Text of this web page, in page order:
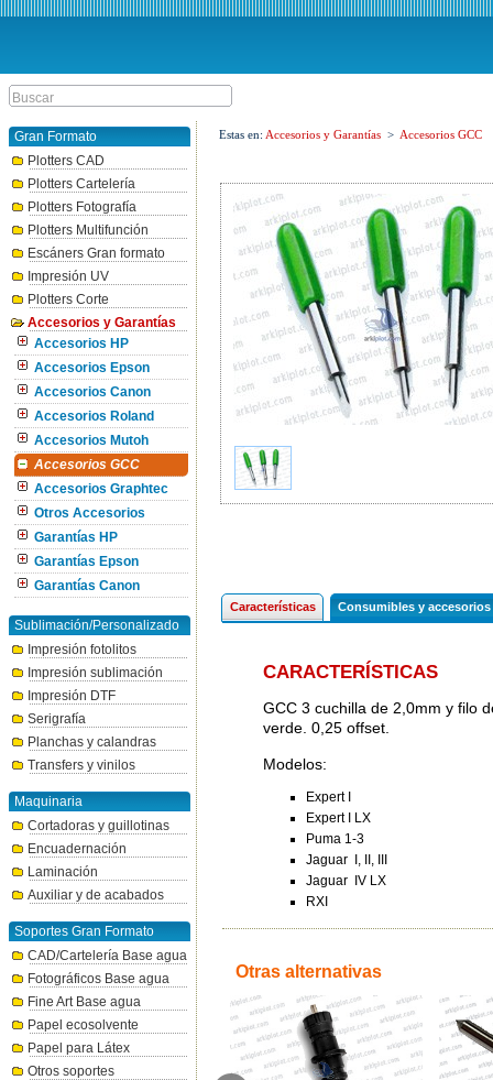
Gran Formato
Plotters CAD
Plotters Cartelería
Plotters Fotografía
Plotters Multifunción
Escáners Gran formato
Impresión UV
Plotters Corte
Accesorios y Garantías
Accesorios HP
Accesorios Epson
Accesorios Canon
Accesorios Roland
Accesorios Mutoh
Accesorios GCC
Accesorios Graphtec
Otros Accesorios
Garantías HP
Garantías Epson
Garantías Canon
Sublimación/Personalizado
Impresión fotolitos
Impresión sublimación
Impresión DTF
Serigrafía
Planchas y calandras
Transfers y vinilos
Maquinaria
Cortadoras y guillotinas
Encuadernación
Laminación
Auxiliar y de acabados
Soportes Gran Formato
CAD/Cartelería Base agua
Fotográficos Base agua
Fine Art Base agua
Papel ecosolvente
Papel para Látex
Otros soportes
Estas en: Accesorios y Garantías > Accesorios GCC
Características Consumibles y accesorios
CARACTERÍSTICAS
GCC 3 cuchilla de 2,0mm y filo
verde. 0,25 offset.
Modelos:
Expert I
Expert I LX
Puma 1-3
Jaguar I, II, III
Jaguar IV LX
RXI
Otras alternativas